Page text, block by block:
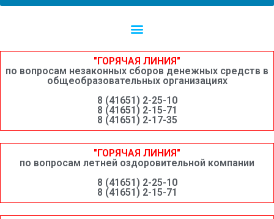
"ГОРЯЧАЯ ЛИНИЯ"
по вопросам незаконных сборов денежных средств в
общеобразовательных организациях
8 (41651) 2-25-10
8 (41651) 2-15-71
8 (41651) 2-17-35
"ГОРЯЧАЯ ЛИНИЯ"
по вопросам летней оздоровительной компании
8 (41651) 2-25-10
8 (41651) 2-15-71